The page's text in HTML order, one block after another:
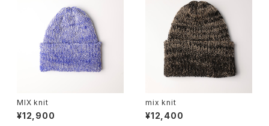
MIX knit
¥12,900
mix knit
¥12,400